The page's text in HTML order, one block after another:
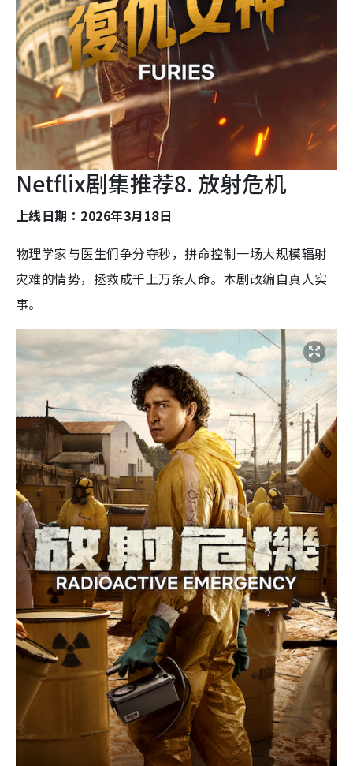
Netflix剧集推荐8. 放射危机
上线日期：2026年3月18日
物理学家与医生们争分夺秒，拼命控制一场大规模辐射
灾难的情势，拯救成千上万条人命。本剧改编自真人实
事。